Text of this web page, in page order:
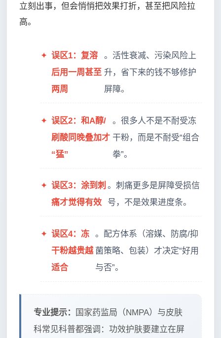
立刻出事，但会悄悄把效果打折，甚至把风险拉
高。
✦ 误区1：复溶
后用一周甚至
两周
。活性衰减、污染风险上
升，省下来的钱不够修护
屏障。
✦ 误区2：和A醇/
刷酸同晚叠加才
“猛”
。很多人不是不耐受冻
干粉，而是不耐受“组合
拳”。
✦ 误区3：涂到刺
痛才觉得有效
。刺痛更多是屏障受损信
号，不是效果进度条。
✦ 误区4：冻
干粉越贵越
适合
。配方体系（溶媒、防腐/抑
菌策略、包装）才决定“好用
与否”。
专业提示：
国家药监局（NMPA）与皮肤
科常见科普都强调：功效护肤要建立在屏